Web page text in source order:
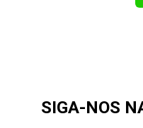
SIGA-NOS